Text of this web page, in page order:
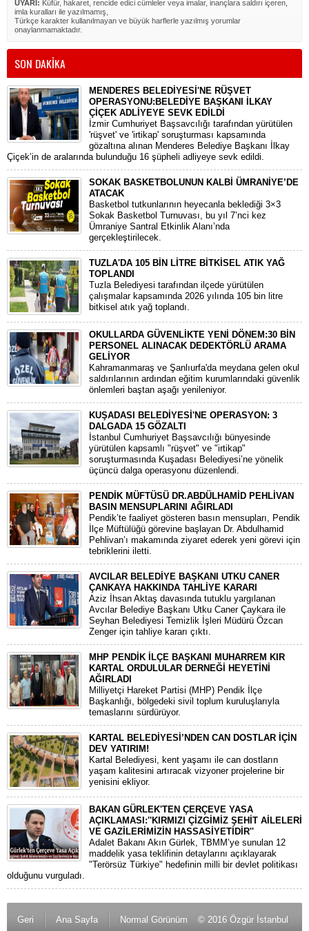
UYARI: Küfür, hakaret, rencide edici cümleler veya imalar, inançlara saldırı içeren,
imla kuralları ile yazılmamış,
Türkçe karakter kullanılmayan ve büyük harflerle yazılmış yorumlar
onaylanmamaktadır.
SON DAKİKA
MENDERES BELEDİYESİ'NE RÜŞVET
OPERASYONU:BELEDİYE BAŞKANI İLKAY
ÇİÇEK ADLİYEYE SEVK EDİLDİ
​İzmir Cumhuriyet Başsavcılığı tarafından yürütülen
'rüşvet' ve 'irtikap' soruşturması kapsamında
gözaltına alınan Menderes Belediye Başkanı İlkay
Çiçek’in de aralarında bulunduğu 16 şüpheli adliyeye sevk edildi.
SOKAK BASKETBOLUNUN KALBİ ÜMRANİYE’DE
ATACAK
Basketbol tutkunlarının heyecanla beklediği 3×3
Sokak Basketbol Turnuvası, bu yıl 7’nci kez
Ümraniye Santral Etkinlik Alanı’nda
gerçekleştirilecek.
TUZLA'DA 105 BİN LİTRE BİTKİSEL ATIK YAĞ
TOPLANDI
Tuzla Belediyesi tarafından ilçede yürütülen
çalışmalar kapsamında 2026 yılında 105 bin litre
bitkisel atık yağ toplandı.
OKULLARDA GÜVENLİKTE YENİ DÖNEM:30 BİN
PERSONEL ALINACAK DEDEKTÖRLÜ ARAMA
GELİYOR
​Kahramanmaraş ve Şanlıurfa'da meydana gelen okul
saldırılarının ardından eğitim kurumlarındaki güvenlik
önlemleri baştan aşağı yenileniyor.
KUŞADASI BELEDİYESİ'NE OPERASYON: 3
DALGADA 15 GÖZALTI
​İstanbul Cumhuriyet Başsavcılığı bünyesinde
yürütülen kapsamlı "rüşvet" ve "irtikap"
soruşturmasında Kuşadası Belediyesi’ne yönelik
üçüncü dalga operasyonu düzenlendi.
PENDİK MÜFTÜSÜ DR.ABDÜLHAMİD PEHLİVAN
BASIN MENSUPLARINI AĞIRLADI
​Pendik’te faaliyet gösteren basın mensupları, Pendik
İlçe Müftülüğü görevine başlayan Dr. Abdulhamid
Pehlivan’ı makamında ziyaret ederek yeni görevi için
tebriklerini iletti.
AVCILAR BELEDİYE BAŞKANI UTKU CANER
ÇANKAYA HAKKINDA TAHLİYE KARARI
​Aziz İhsan Aktaş davasında tutuklu yargılanan
Avcılar Belediye Başkanı Utku Caner Çaykara ile
Seyhan Belediyesi Temizlik İşleri Müdürü Özcan
Zenger için tahliye kararı çıktı.
MHP PENDİK İLÇE BAŞKANI MUHARREM KIR
KARTAL ORDULULAR DERNEĞİ HEYETİNİ
AĞIRLADI
​Milliyetçi Hareket Partisi (MHP) Pendik İlçe
Başkanlığı, bölgedeki sivil toplum kuruluşlarıyla
temaslarını sürdürüyor.
KARTAL BELEDİYESİ’NDEN CAN DOSTLAR İÇİN
DEV YATIRIM!
Kartal Belediyesi, kent yaşamı ile can dostların
yaşam kalitesini artıracak vizyoner projelerine bir
yenisini ekliyor.
BAKAN GÜRLEK'TEN ÇERÇEVE YASA
AÇIKLAMASI:''KIRMIZI ÇİZGİMİZ ŞEHİT AİLELERİ
VE GAZİLERİMİZİN HASSASİYETİDİR''
Adalet Bakanı Akın Gürlek, TBMM’ye sunulan 12
maddelik yasa teklifinin detaylarını açıklayarak
"Terörsüz Türkiye" hedefinin milli bir devlet politikası
olduğunu vurguladı.
Geri Ana Sayfa Normal Görünüm © 2016 Özgür İstanbul